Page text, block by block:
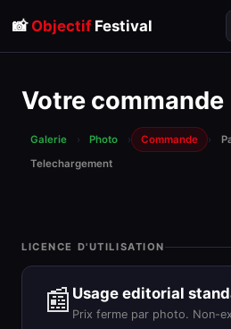
📸 ObjectifFestival
Votre commande
Galerie › Photo › Commande ›
Telechargement
LICENCE D'UTILISATION
📰 Usage editorial
Prix ferme par photo. Non-